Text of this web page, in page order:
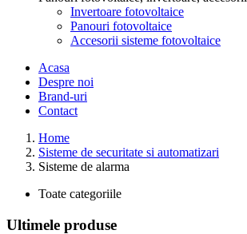
Invertoare fotovoltaice
Panouri fotovoltaice
Accesorii sisteme fotovoltaice
Acasa
Despre noi
Brand-uri
Contact
Home
Sisteme de securitate si automatizari
Sisteme de alarma
Toate categoriile
Ultimele produse